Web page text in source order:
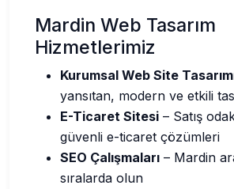
Mardin Web Tasarım
Hizmetlerimiz
Kurumsal Web Site
yansıtan, modern ve etkili
E-Ticaret Sitesi – Satış
güvenli e-ticaret çözümleri
SEO Çalışmaları – Mardin
sıralarda olun